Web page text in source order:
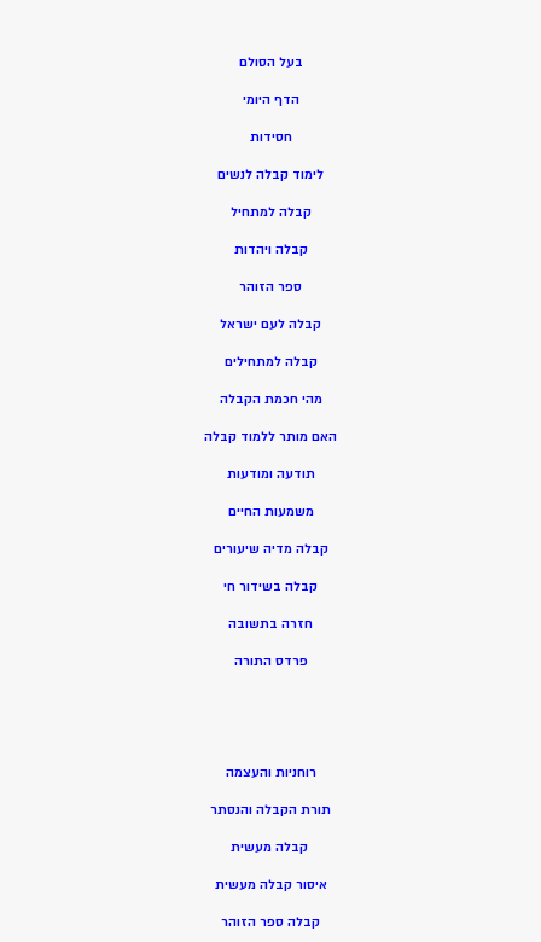
בעל הסולם
הדף היומי
חסידות
לימוד קבלה לנשים
קבלה למתחיל
קבלה ויהדות
ספר הזוהר
קבלה לעם ישראל
קבלה למתחילים
מהי חכמת הקבלה
האם מותר ללמוד קבלה
תודעה ומודעות
משמעות החיים
קבלה מדיה שיעורים
קבלה בשידור חי
חזרה בתשובה
פרדס התורה
רוחניות והעצמה
תורת הקבלה והנסתר
קבלה מעשית
איסור קבלה מעשית
קבלה ספר הזוהר